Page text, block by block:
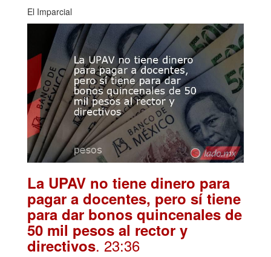
El Imparcial
La UPAV no tiene dinero para
pagar a docentes, pero sí tiene
para dar bonos quincenales de
50 mil pesos al rector y
directivos. 23:36